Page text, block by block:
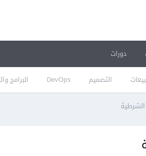
التصميم DevOps البرامج
دورات